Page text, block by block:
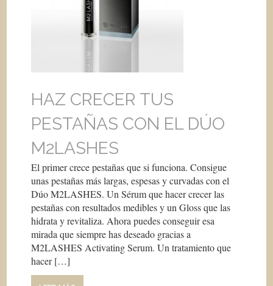
HAZ CRECER TUS
PESTAÑAS CON EL DÚO
M2LASHES
El primer crece pestañas que si funciona. Consigue
unas pestañas más largas, espesas y curvadas con el
Dúo M2LASHES. Un Sérum que hacer crecer las
pestañas con resultados medibles y un Gloss que las
hidrata y revitaliza. Ahora puedes conseguir esa
mirada que siempre has deseado gracias a
M2LASHES Activating Serum. Un tratamiento que
hacer […]